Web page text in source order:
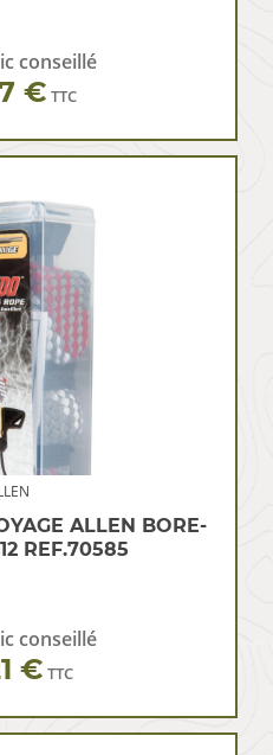
conseillé
€ TTC
ALLEN BORE-
REF.70585
conseillé
€ TTC